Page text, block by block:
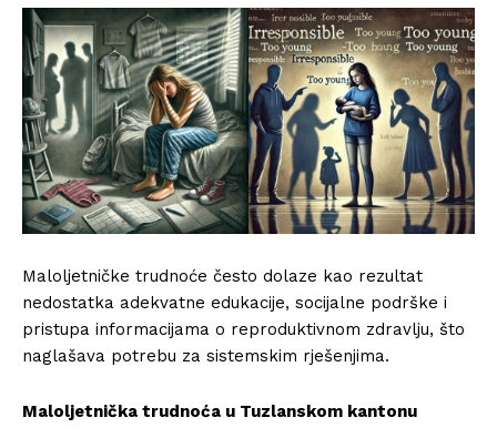
Maloljetničke trudnoće često dolaze kao rezultat
nedostatka adekvatne edukacije, socijalne podrške i
pristupa informacijama o reproduktivnom zdravlju, što
naglašava potrebu za sistemskim rješenjima.
Maloljetnička trudnoća u Tuzlanskom kantonu